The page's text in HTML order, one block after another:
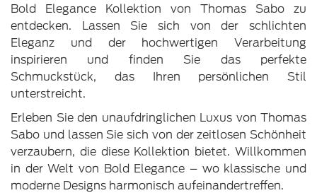
Bold Elegance Kollektion von Thomas Sabo zu
entdecken. Lassen Sie sich von der schlichten
Eleganz und der hochwertigen Verarbeitung
inspirieren und finden Sie das perfekte
Schmuckstück, das Ihren persönlichen Stil
unterstreicht.
Erleben Sie den unaufdringlichen Luxus von Thomas
Sabo und lassen Sie sich von der zeitlosen Schönheit
verzaubern, die diese Kollektion bietet. Willkommen
in der Welt von Bold Elegance – wo klassische und
moderne Designs harmonisch aufeinandertreffen.